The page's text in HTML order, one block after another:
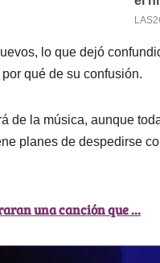
lo que dejó
qué de su confusión.
de la música, aunque
planes de despedirse
una canción que ...